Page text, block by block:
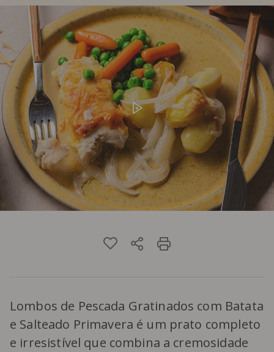
Lombos de Pescada Gratinados com Batata
e Salteado Primavera é um prato completo
e irresistível que combina a cremosidade